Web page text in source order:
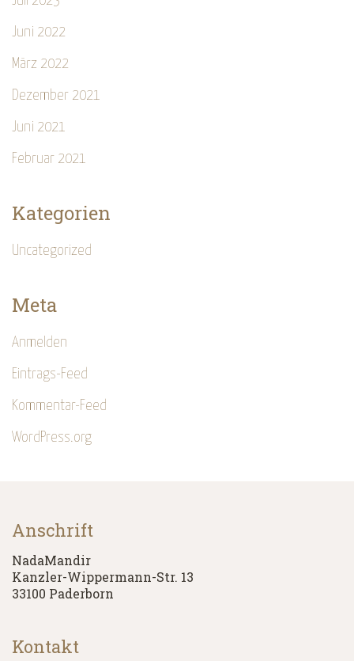
Juni 2022
März 2022
Dezember 2021
Juni 2021
Februar 2021
Kategorien
Uncategorized
Meta
Anmelden
Eintrags-Feed
Kommentar-Feed
WordPress.org
Anschrift
NadaMandir
Kanzler-Wippermann-Str. 13
33100 Paderborn
Kontakt